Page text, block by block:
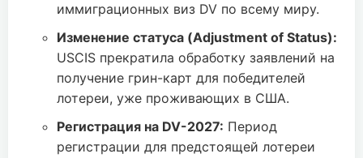
иммиграционных виз DV по всему миру.
Изменение статуса (Adjustment of Status):
USCIS прекратила обработку заявлений на
получение грин-карт для победителей
лотереи, уже проживающих в США.
Регистрация на DV-2027: Период
регистрации для предстоящей лотереи